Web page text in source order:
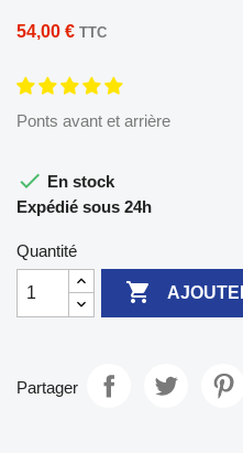
54,00 € TTC
Ponts avant et arrière
 En stock
Expédié sous 24h
Quantité

Partager